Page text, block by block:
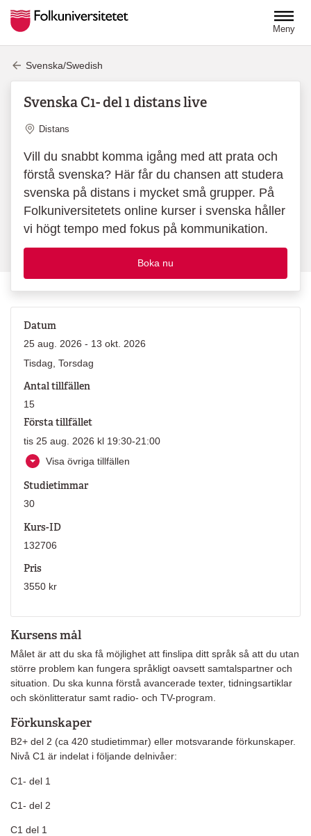
Meny
Svenska/Swedish
Svenska C1- del 1 distans live
Plats
Distans
Vill du snabbt komma igång med att prata och
förstå svenska? Här får du chansen att studera
svenska på distans i mycket små grupper. På
Folkuniversitetets online kurser i svenska håller
vi högt tempo med fokus på kommunikation.
Boka nu
Kursens mål
Målet är att du ska få möjlighet att finslipa ditt språk så att du utan
större problem kan fungera språkligt oavsett samtalspartner och
situation. Du ska kunna förstå avancerade texter, tidningsartiklar
och skönlitteratur samt radio- och TV-program.
Förkunskaper
B2+ del 2 (ca 420 studietimmar) eller motsvarande förkunskaper.
Nivå C1 är indelat i följande delnivåer:
C1- del 1
C1- del 2
C1 del 1
Datum
25 aug. 2026 - 13 okt. 2026
Tisdag, Torsdag
Antal tillfällen
15
Första tillfället
tis 25 aug. 2026 kl 19:30-21:00
Visa övriga tillfällen
Studietimmar
30
Kurs-ID
132706
Pris
3550 kr